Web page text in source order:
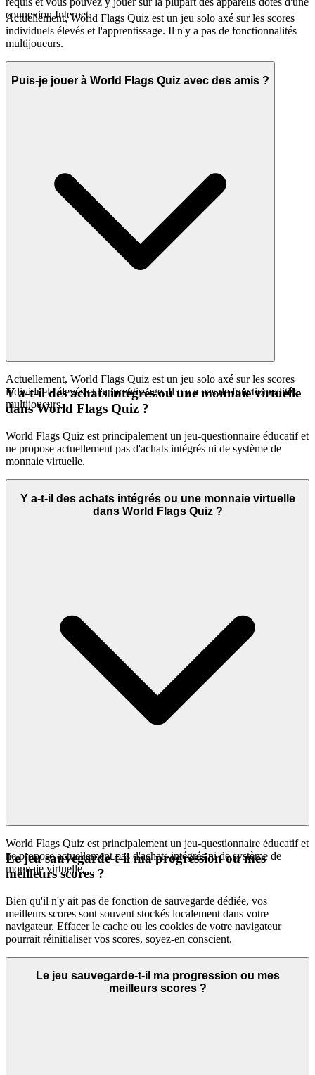
connexion Internet.
Actuellement, World Flags Quiz est un jeu solo axé sur les scores
individuels élevés et l'apprentissage. Il n'y a pas de fonctionnalités
multijoueurs.
Puis-je jouer à World Flags Quiz avec des amis ?
Actuellement, World Flags Quiz est un jeu solo axé sur les scores
individuels élevés et l'apprentissage. Il n'y a pas de fonctionnalités
multijoueurs.
Y a-t-il des achats intégrés ou une monnaie virtuelle
dans World Flags Quiz ?
World Flags Quiz est principalement un jeu-questionnaire éducatif et
ne propose actuellement pas d'achats intégrés ni de système de
monnaie virtuelle.
Y a-t-il des achats intégrés ou une monnaie virtuelle
dans World Flags Quiz ?
World Flags Quiz est principalement un jeu-questionnaire éducatif et
ne propose actuellement pas d'achats intégrés ni de système de
monnaie virtuelle.
Le jeu sauvegarde-t-il ma progression ou mes
meilleurs scores ?
Bien qu'il n'y ait pas de fonction de sauvegarde dédiée, vos
meilleurs scores sont souvent stockés localement dans votre
navigateur. Effacer le cache ou les cookies de votre navigateur
pourrait réinitialiser vos scores, soyez-en conscient.
Le jeu sauvegarde-t-il ma progression ou mes
meilleurs scores ?